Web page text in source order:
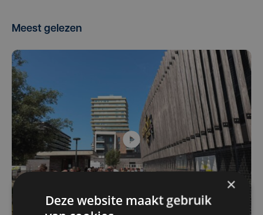
Meest gelezen
×
Deze website maakt gebruik